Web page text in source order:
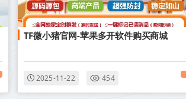
TF微小猪官网-苹果多开软件购买商城
2025-11-22 454